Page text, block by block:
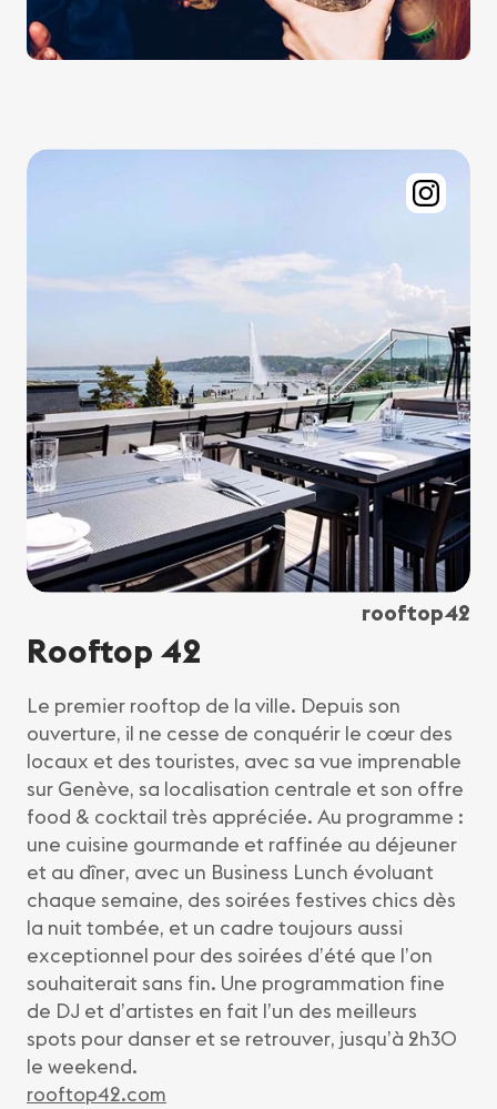
rooftop42
Rooftop 42
Le premier rooftop de la ville. Depuis son
ouverture, il ne cesse de conquérir le cœur des
locaux et des touristes, avec sa vue imprenable
sur Genève, sa localisation centrale et son offre
food & cocktail très appréciée. Au programme :
une cuisine gourmande et raffinée au déjeuner
et au dîner, avec un Business Lunch évoluant
chaque semaine, des soirées festives chics dès
la nuit tombée, et un cadre toujours aussi
exceptionnel pour des soirées d’été que l’on
souhaiterait sans fin. Une programmation fine
de DJ et d’artistes en fait l’un des meilleurs
spots pour danser et se retrouver, jusqu’à 2h30
le weekend.
rooftop42.com